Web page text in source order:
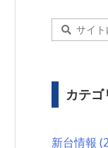
カテゴ
新台情報